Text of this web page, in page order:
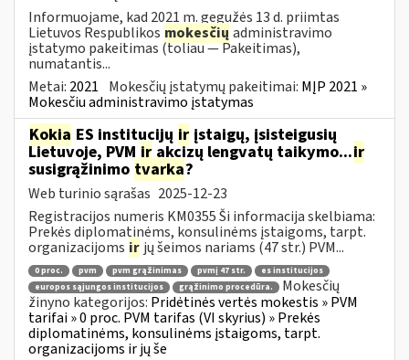
Informuojame, kad 2021 m. gegužės 13 d. priimtas
Lietuvos Respublikos mokesčių administravimo
įstatymo pakeitimas (toliau — Pakeitimas),
numatantis...
Metai: 2021 Mokesčių įstatymų pakeitimai: MĮP 2021 »
Mokesčiu administravimo įstatymas
Kokia ES institucijų ir įstaigų, įsisteigusių
Lietuvoje, PVM ir akcizų lengvatų taikymo...ir
susigrąžinimo tvarka?
Web turinio sąrašas 2025-12-23
Registracijos numeris KM0355 Ši informacija skelbiama:
Prekės diplomatinėms, konsulinėms įstaigoms, tarpt.
organizacijoms ir jų šeimos nariams (47 str.) PVM...
0 proc. pvm pvm grąžinimas pvmį 47 str.
es institucijos
europos sąjungos institucijos
grąžinimo procedūra.
Mokesčių
žinyno kategorijos: Pridėtinės vertės mokestis » PVM
tarifai » 0 proc. PVM tarifas (VI skyrius) » Prekės
diplomatinėms, konsulinėms įstaigoms, tarpt.
organizacijoms ir jų še